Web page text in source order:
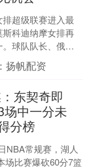
超级联赛进入最
科迪纳摩女排再
球队队长、俄罗
娅·冈察洛娃在接
季球....
扬帆配资
东契奇即
中一分未
分榜
NBA常规赛，湖人
场比赛爆砍60分7篮